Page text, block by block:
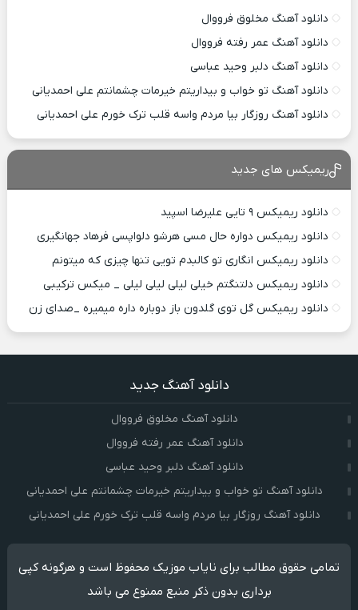
دانلود آهنگ مخلوق فرووال
دانلود آهنگ عمر رفته فرووال
دانلود آهنگ دلبر وحید عباسی
دانلود آهنگ تو خواب و بیداریتم خیرمات چشمانتم علی احمدیانی
دانلود آهنگ روزگار بیا مردم واسه قلب ترک خورم علی احمدیانی
ریمیکس های جدید
دانلود ریمیکس ۹ تایی علیرضا اسپید
دانلود ریمیکس دواره حال مسی هرشو دلواپسی فرهاد جهانگیری
دانلود ریمیکس انگاری تو کالبدم تویی تنها چیزی که میتونم
دانلود ریمیکس دلتنگتم خیلی لیلی لیلی لیلی _ میکس ترکیبی
دانلود ریمیکس گل توی گلدون باز دوباره داره میمیره _صدای زن
دانلود آهنگ جدید
دانلود آهنگ مخلوق فرووال
دانلود آهنگ عمر رفته فرووال
دانلود آهنگ دلبر وحید عباسی
دانلود آهنگ تو خواب و بیداریتم خیرمات چشمانتم علی احمدیانی
دانلود آهنگ روزگار بیا مردم واسه قلب ترک خورم علی احمدیانی
تمامی حقوق مطالب برای نایاب موزیک محفوظ است و هرگونه کپی
برداری بدون ذکر منبع ممنوع می باشد